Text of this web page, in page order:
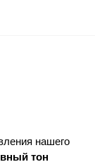
нашего
тон